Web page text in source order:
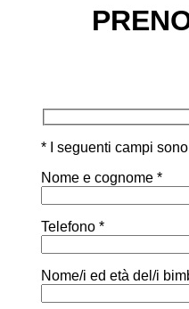
* I seguenti campi
Nome e cognome *
Telefono *
Nome/i ed età del/i